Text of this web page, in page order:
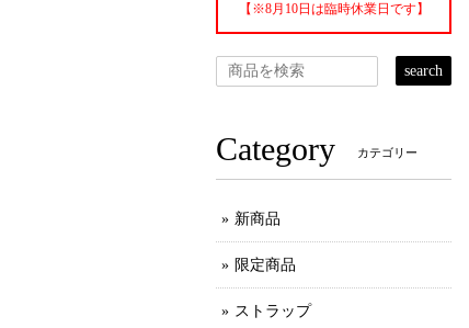
【※8月10日は臨時休業日です】
search
Category カテゴリー
新商品
限定商品
ストラップ